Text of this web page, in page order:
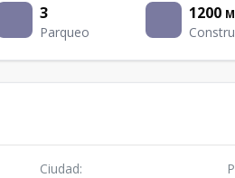
3
Parqueo
1200
Ciudad: